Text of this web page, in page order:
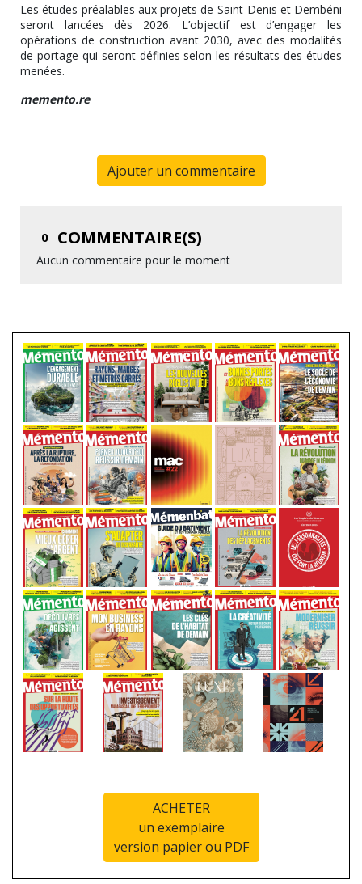
Les études préalables aux projets de Saint-Denis et Dembéni
seront lancées dès 2026. L’objectif est d’engager les
opérations de construction avant 2030, avec des modalités
de portage qui seront définies selon les résultats des études
menées.
memento.re
Ajouter un commentaire
0 COMMENTAIRE(S)
Aucun commentaire pour le moment
ACHETER
un exemplaire
version papier ou PDF